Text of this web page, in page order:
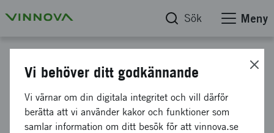
Sök Meny
Räddningsmadrass med
integrerad värme
Vi behöver ditt godkännande
Vi värnar om din digitala integritet och vill därför
berätta att vi använder kakor och funktioner som
samlar information om ditt besök för att vinnova.se